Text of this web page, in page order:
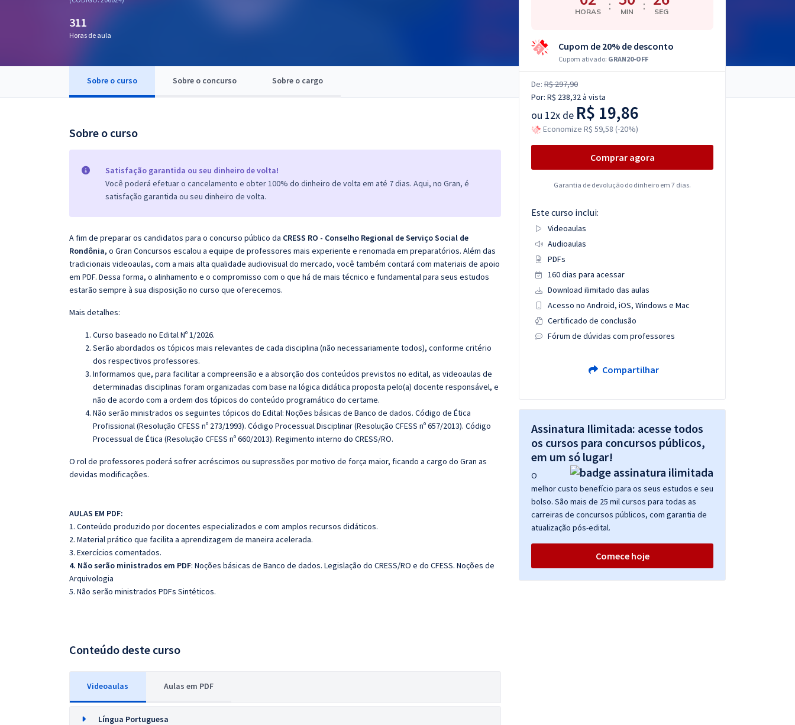
OAB
311
Horas de aula
Sobre o curso Sobre o concurso Sobre o cargo
Sobre o curso
Satisfação garantida ou seu dinheiro de volta!
Você poderá efetuar o cancelamento e obter 100% do dinheiro de volta em até 7 dias. Aqui, no Gran, é
satisfação garantida ou seu dinheiro de volta.
A fim de preparar os candidatos para o concurso público da CRESS RO - Conselho Regional de Serviço Social de
Rondônia, o Gran Concursos escalou a equipe de professores mais experiente e renomada em preparatórios. Além das
tradicionais videoaulas, com a mais alta qualidade audiovisual do mercado, você também contará com materiais de apoio
em PDF. Dessa forma, o alinhamento e o compromisso com o que há de mais técnico e fundamental para seus estudos
estarão sempre à sua disposição no curso que oferecemos.
Mais detalhes:
Curso baseado no Edital Nº 1/2026.
Serão abordados os tópicos mais relevantes de cada disciplina (não necessariamente todos), conforme critério
dos respectivos professores.
Informamos que, para facilitar a compreensão e a absorção dos conteúdos previstos no edital, as videoaulas de
determinadas disciplinas foram organizadas com base na lógica didática proposta pelo(a) docente responsável, e
não de acordo com a ordem dos tópicos do conteúdo programático do certame.
Não serão ministrados os seguintes tópicos do Edital: Noções básicas de Banco de dados. Código de Ética
Profissional (Resolução CFESS nº 273/1993). Código Processual Disciplinar (Resolução CFESS nº 657/2013). Código
Processual de Ética (Resolução CFESS nº 660/2013). Regimento interno do CRESS/RO.
O rol de professores poderá sofrer acréscimos ou supressões por motivo de força maior, ficando a cargo do Gran as
devidas modificações.
AULAS EM PDF:
1. Conteúdo produzido por docentes especializados e com amplos recursos didáticos.
2. Material prático que facilita a aprendizagem de maneira acelerada.
3. Exercícios comentados.
4. Não serão ministrados em PDF: Noções básicas de Banco de dados. Legislação do CRESS/RO e do CFESS. Noções de
Arquivologia
5. Não serão ministrados PDFs Sintéticos.
Conteúdo deste curso
Videoaulas Aulas em PDF
Língua Portuguesa
HORAS : MIN : SEG
Cupom de 20% de desconto
Cupom ativado: GRAN20-OFF
De: R$ 297,90
Por: R$ 238,32à vista
ou 12x de R$ 19,86
Economize R$ 59,58 (-20%)
Comprar agora
Garantia de devolução do dinheiro em 7 dias.
Este curso inclui:
Videoaulas
Audioaulas
PDFs
160 dias para acessar
Download ilimitado das aulas
Acesso no Android, iOS, Windows e Mac
Certificado de conclusão
Fórum de dúvidas com professores
Compartilhar
Assinatura Ilimitada: acesse todos
os cursos para concursos públicos,
em um só lugar!
O
melhor custo benefício para os seus estudos e seu
bolso. São mais de 25 mil cursos para todas as
carreiras de concursos públicos, com garantia de
atualização pós-edital.
Comece hoje